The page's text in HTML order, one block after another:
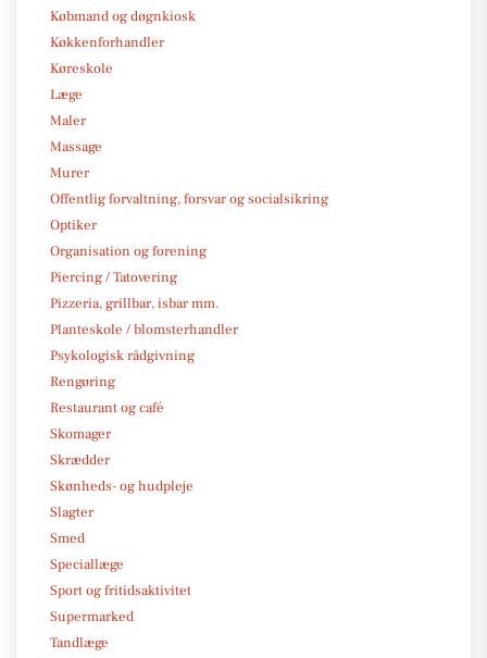
Købmand og døgnkiosk
Køkkenforhandler
Køreskole
Læge
Maler
Massage
Murer
Offentlig forvaltning, forsvar og socialsikring
Optiker
Organisation og forening
Piercing / Tatovering
Pizzeria, grillbar, isbar mm.
Planteskole / blomsterhandler
Psykologisk rådgivning
Rengøring
Restaurant og café
Skomager
Skrædder
Skønheds- og hudpleje
Slagter
Smed
Speciallæge
Sport og fritidsaktivitet
Supermarked
Tandlæge